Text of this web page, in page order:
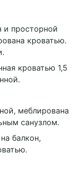
и просторной
кроватью.
кроватью 1,5
меблирована
санузлом.
балкон,